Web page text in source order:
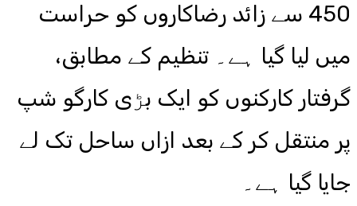
450 سے زائد رضاکاروں کو حراست
میں لیا گیا ہے۔ تنظیم کے مطابق،
گرفتار کارکنوں کو ایک بڑی کارگو شپ
پر منتقل کر کے بعد ازاں ساحل تک لے
جایا گیا ہے۔